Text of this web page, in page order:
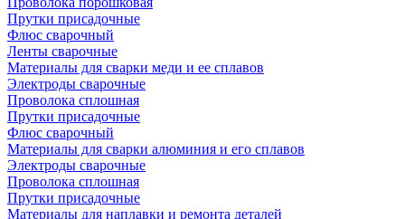
Прутки присадочные
Флюс сварочный
Ленты сварочные
Материалы для сварки меди и ее сплавов
Электроды сварочные
Проволока сплошная
Прутки присадочные
Флюс сварочный
Материалы для сварки алюминия и его сплавов
Электроды сварочные
Проволока сплошная
Прутки присадочные
Материалы для наплавки и ремонта деталей